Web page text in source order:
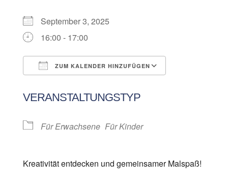
September 3, 2025
16:00 - 17:00
ZUM KALENDER HINZUFÜGEN
VERANSTALTUNGSTYP
Für Erwachsene Für Kinder
Kreativität entdecken und gemeinsamer Malspaß!